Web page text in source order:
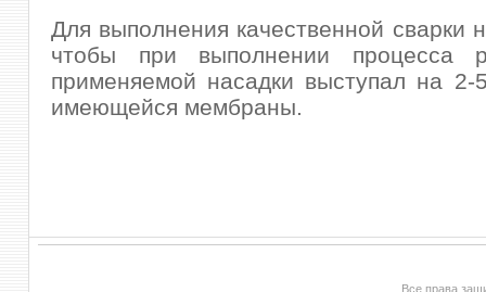
Для выполнения качественной сварки
чтобы при выполнении процесса
применяемой насадки выступал на
имеющейся мембраны.
Все права